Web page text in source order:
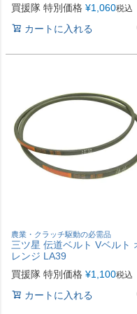
買援隊 特別価格 ¥1,060税込
カートに入れる
農業・クラッチ駆動の必需品
三ツ星 伝道ベルト Vベルト
レンジ LA39
買援隊 特別価格 ¥1,100税込
カートに入れる